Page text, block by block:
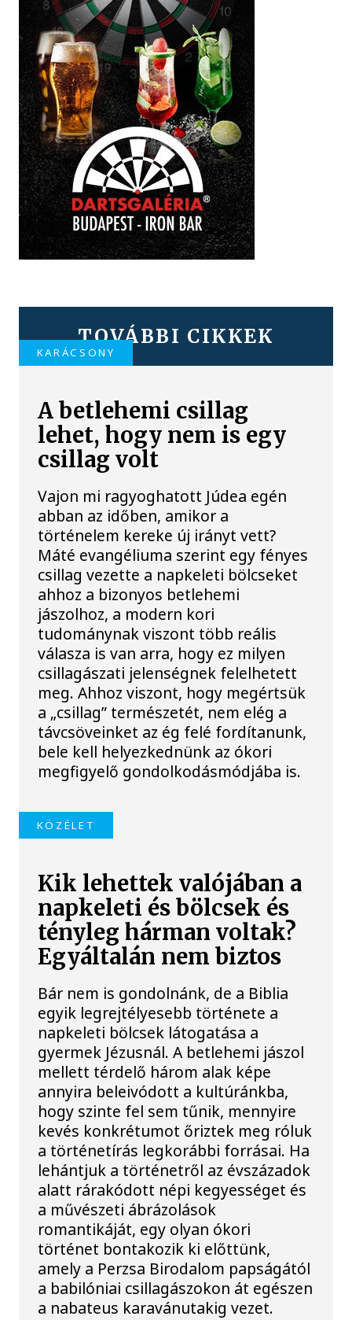
TOVÁBBI CIKKEK
KARÁCSONY
A betlehemi csillag
lehet, hogy nem is egy
csillag volt
Vajon mi ragyoghatott Júdea egén
abban az időben, amikor a
történelem kereke új irányt vett?
Máté evangéliuma szerint egy fényes
csillag vezette a napkeleti bölcseket
ahhoz a bizonyos betlehemi
jászolhoz, a modern kori
tudománynak viszont több reális
válasza is van arra, hogy ez milyen
csillagászati jelenségnek felelhetett
meg. Ahhoz viszont, hogy megértsük
a „csillag” természetét, nem elég a
távcsöveinket az ég felé fordítanunk,
bele kell helyezkednünk az ókori
megfigyelő gondolkodásmódjába is.
KÖZÉLET
Kik lehettek valójában a
napkeleti és bölcsek és
tényleg hárman voltak?
Egyáltalán nem biztos
Bár nem is gondolnánk, de a Biblia
egyik legrejtélyesebb története a
napkeleti bölcsek látogatása a
gyermek Jézusnál. A betlehemi jászol
mellett térdelő három alak képe
annyira beleivódott a kultúránkba,
hogy szinte fel sem tűnik, mennyire
kevés konkrétumot őriztek meg róluk
a történetírás legkorábbi forrásai. Ha
lehántjuk a történetről az évszázadok
alatt rárakódott népi kegyességet és
a művészeti ábrázolások
romantikáját, egy olyan ókori
történet bontakozik ki előttünk,
amely a Perzsa Birodalom papságától
a babilóniai csillagászokon át egészen
a nabateus karavánutakig vezet.